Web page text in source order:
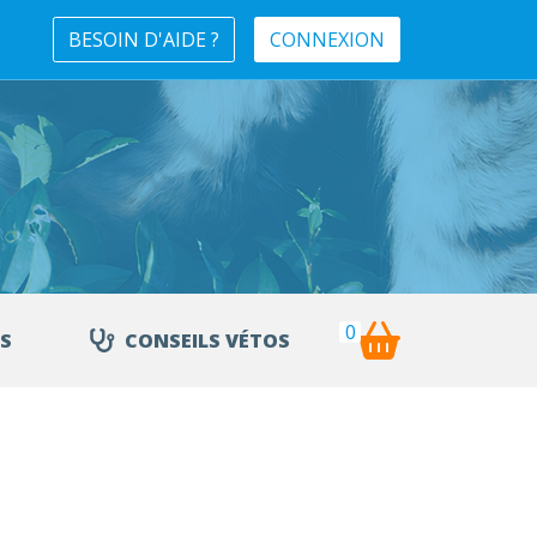
BESOIN D'AIDE ? CONNEXION
CONSEILS VÉTOS 0